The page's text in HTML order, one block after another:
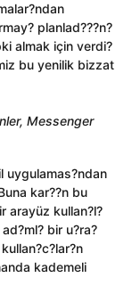
planlad???n?
almak için verdi?
bu yenilik bizzat
Messenger
uygulamas?ndan
kar??n bu
arayüz kullan?l?
bir u?ra?
kademeli